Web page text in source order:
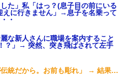
た」私「はっ？(息子目の前にいる
に行きません」→息子を名乗って
・
な新人さんに職場を案内すること
？」→ 突然、突き飛ばされて左手
統だから。お前も彫れ」 → 結果…